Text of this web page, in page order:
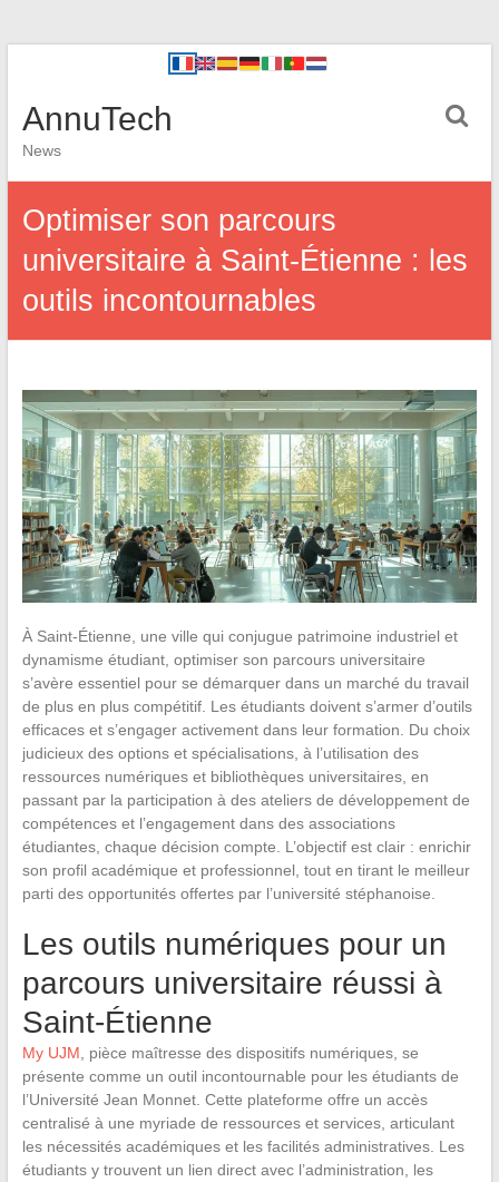
AnnuTech
News
Optimiser son parcours
universitaire à Saint-Étienne : les
outils incontournables
À Saint-Étienne, une ville qui conjugue patrimoine industriel et
dynamisme étudiant, optimiser son parcours universitaire
s’avère essentiel pour se démarquer dans un marché du travail
de plus en plus compétitif. Les étudiants doivent s’armer d’outils
efficaces et s’engager activement dans leur formation. Du choix
judicieux des options et spécialisations, à l’utilisation des
ressources numériques et bibliothèques universitaires, en
passant par la participation à des ateliers de développement de
compétences et l’engagement dans des associations
étudiantes, chaque décision compte. L’objectif est clair : enrichir
son profil académique et professionnel, tout en tirant le meilleur
parti des opportunités offertes par l’université stéphanoise.
Les outils numériques pour un
parcours universitaire réussi à
Saint-Étienne
My UJM , pièce maîtresse des dispositifs numériques, se
présente comme un outil incontournable pour les étudiants de
l’Université Jean Monnet. Cette plateforme offre un accès
centralisé à une myriade de ressources et services, articulant
les nécessités académiques et les facilités administratives. Les
étudiants y trouvent un lien direct avec l’administration, les